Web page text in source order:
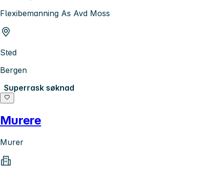
Flexibemanning As Avd Moss
Sted
Bergen
Superrask søknad
Murere
Murer